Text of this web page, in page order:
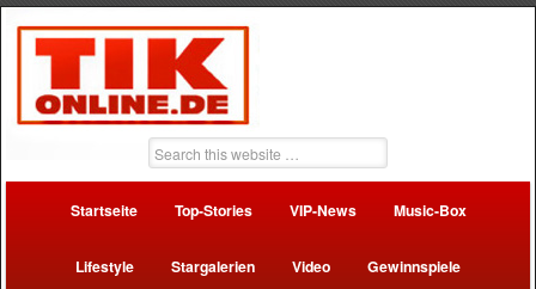
Startseite Top-Stories VIP-News Music-Box
Lifestyle Stargalerien Video Gewinnspiele